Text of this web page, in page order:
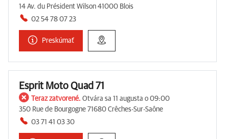
14 Av. du Président Wilson 41000 Blois
02 54 78 07 23
Preskúmať
Esprit Moto Quad 71
Teraz zatvorené. Otvára sa 11 augusta o 09:00
350 Rue de Bourgogne 71680 Crêches-Sur-Saône
03 71 41 03 30